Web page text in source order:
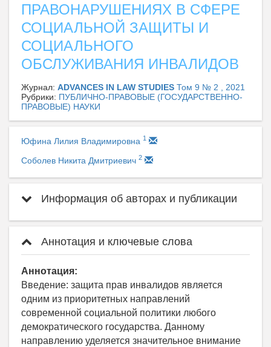
ПРАВОНАРУШЕНИЯХ В СФЕРЕ
СОЦИАЛЬНОЙ ЗАЩИТЫ И
СОЦИАЛЬНОГО
ОБСЛУЖИВАНИЯ ИНВАЛИДОВ
Журнал: ADVANCES IN LAW STUDIES Том 9 № 2 , 2021
Рубрики: ПУБЛИЧНО-ПРАВОВЫЕ (ГОСУДАРСТВЕННО-
ПРАВОВЫЕ) НАУКИ
Юфина Лилия Владимировна 1
Соболев Никита Дмитриевич 2
Информация об авторах и публикации
Аннотация и ключевые слова
Аннотация:
Введение: защита прав инвалидов является
одним из приоритетных направлений
современной социальной политики любого
демократического государства. Данному
направлению уделяется значительное внимание